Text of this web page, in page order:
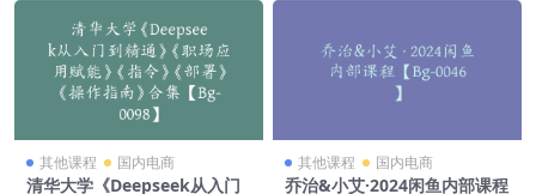
其他课程 国内电商
清华大学《Deepseek从入门
其他课程 国内电商
乔治&小艾·2024闲鱼内部课程